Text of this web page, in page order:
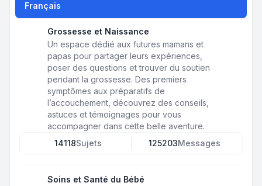
Français
Grossesse et Naissance
Un espace dédié aux futures mamans et
papas pour partager leurs expériences,
poser des questions et trouver du soutien
pendant la grossesse. Des premiers
symptômes aux préparatifs de
l’accouchement, découvrez des conseils,
astuces et témoignages pour vous
accompagner dans cette belle aventure.
14118Sujets 125203Messages
Soins et Santé du Bébé